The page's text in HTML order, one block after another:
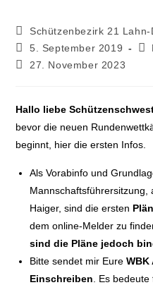
Schützenbezirk 21 Lahn-
5. September 2019
27. November 2023
Hallo liebe
bevor die neuen
beginnt, hier die ersten Infos.
Als Vorabinfo und
Mannschaftsführersitzung,
Haiger, sind die ersten
dem online-Melder zu
sind die Pläne jedoch
Bitte sendet mir EureWBK
Einschreiben . Es